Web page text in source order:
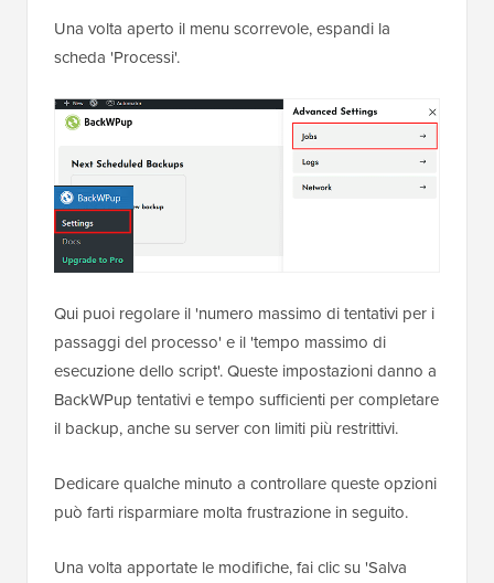
Una volta aperto il menu scorrevole, espandi la
scheda 'Processi'.
Qui puoi regolare il 'numero massimo di tentativi per i
passaggi del processo' e il 'tempo massimo di
esecuzione dello script'. Queste impostazioni danno a
BackWPup tentativi e tempo sufficienti per completare
il backup, anche su server con limiti più restrittivi.
Dedicare qualche minuto a controllare queste opzioni
può farti risparmiare molta frustrazione in seguito.
Una volta apportate le modifiche, fai clic su 'Salva